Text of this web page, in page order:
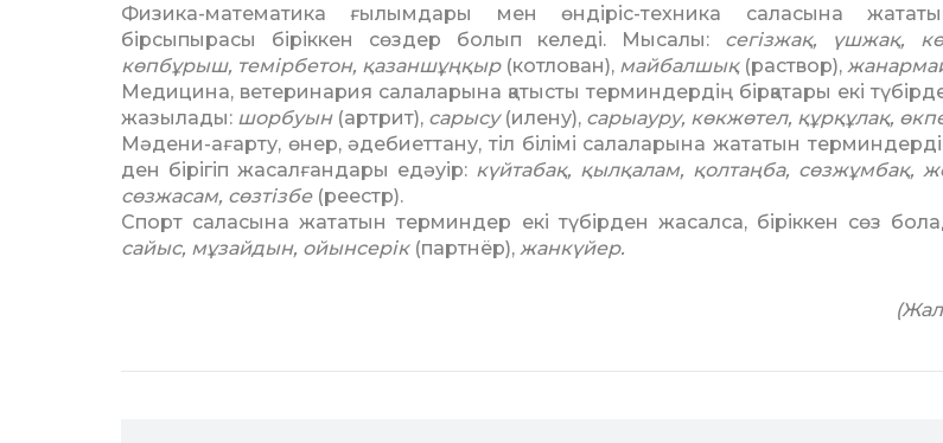
Физика-математика ғылым­дары мен өндіріс-техника саласына
бірсыпыра­сы біріккен сөздер болып келеді. Мысалы: сегізжақ, үшжақ,
көпбұрыш, темірбе­тон, қазаншұңқыр(котлован), майбал­шық(раствор),
Медицина, ветеринария сала­ла­ры­на қатысты терминдердің бір­қатары екі
жазылады: шорбуын(арт­рит), сарысу(илену), сарыауру, көк­жө­тел, құрқұлақ,
Мәдени-ағарту, өнер, әдебиет­тану, тіл білімі салаларына жата­тын
ден бірігіп жасалғандары едәуір: күй­табақ, қылқалам, қолтаңба, сөз­жұмбақ,
сөз­жасам, сөзтізбе(реестр).
Спорт саласына жататын тер­­миндер екі түбірден жасалса, бірік­кен сөз
сайыс, мұзайдын, ойынсерік(парт­нёр), жанкүйер.